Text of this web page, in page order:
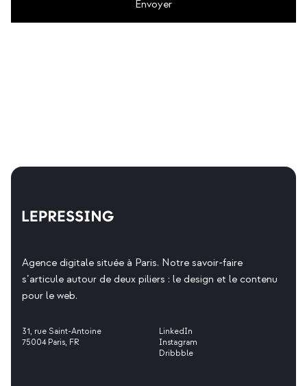
Agence digitale située à Paris. Notre savoir-faire
s’articule autour de deux piliers : le design et le contenu
pour le web.
31, rue Saint-Antoine
75004 Paris, FR
LinkedIn
Instagram
Dribbble